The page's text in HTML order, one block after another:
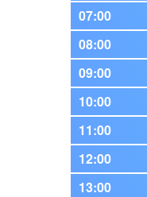
07:00
08:00
09:00
10:00
11:00
12:00
13:00